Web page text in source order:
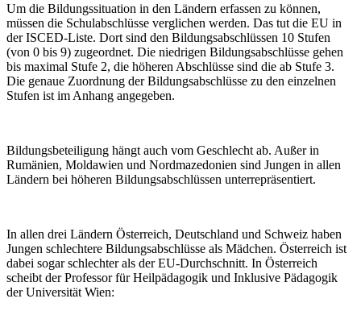
Um die Bildungssituation in den Ländern erfassen zu können,
müssen die Schulabschlüsse verglichen werden. Das tut die EU in
der ISCED-Liste. Dort sind den Bildungsabschlüssen 10 Stufen
(von 0 bis 9) zugeordnet. Die niedrigen Bildungsabschlüsse gehen
bis maximal Stufe 2, die höheren Abschlüsse sind die ab Stufe 3.
Die genaue Zuordnung der Bildungsabschlüsse zu den einzelnen
Stufen ist im Anhang angegeben.
Bildungsbeteiligung hängt auch vom Geschlecht ab. Außer in
Rumänien, Moldawien und Nordmazedonien sind Jungen in allen
Ländern bei höheren Bildungsabschlüssen unterrepräsentiert.
In allen drei Ländern Österreich, Deutschland und Schweiz haben
Jungen schlechtere Bildungsabschlüsse als Mädchen. Österreich ist
dabei sogar schlechter als der EU-Durchschnitt. In Österreich
scheibt der Professor für Heilpädagogik und Inklusive Pädagogik
der Universität Wien: